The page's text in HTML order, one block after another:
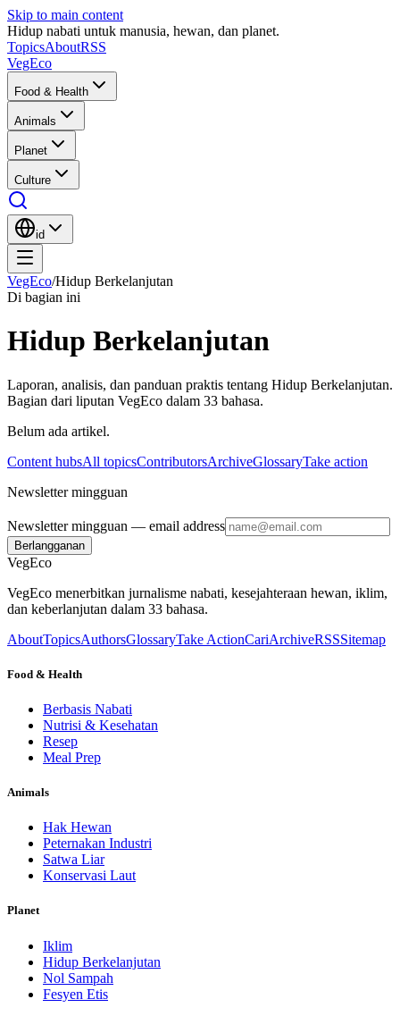
Skip to main content
Hidup nabati untuk manusia, hewan, dan planet.
TopicsAboutRSS
VegEco
Food & Health
Animals
Planet
Culture
id
VegEco/Hidup Berkelanjutan
Di bagian ini
Hidup Berkelanjutan
Laporan, analisis, dan panduan praktis tentang Hidup Berkelanjutan.
Bagian dari liputan VegEco dalam 33 bahasa.
Belum ada artikel.
Content hubsAll topicsContributorsArchiveGlossaryTake action
Newsletter mingguan
Newsletter mingguan — email address
Berlangganan
VegEco
VegEco menerbitkan jurnalisme nabati, kesejahteraan hewan, iklim,
dan keberlanjutan dalam 33 bahasa.
AboutTopicsAuthorsGlossaryTake ActionCariArchiveRSSSitemap
Food & Health
Berbasis Nabati
Nutrisi & Kesehatan
Resep
Meal Prep
Animals
Hak Hewan
Peternakan Industri
Satwa Liar
Konservasi Laut
Planet
Iklim
Hidup Berkelanjutan
Nol Sampah
Fesyen Etis